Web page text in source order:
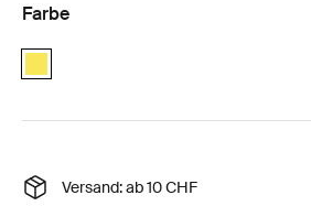
Farbe
Versand: ab 10 CHF